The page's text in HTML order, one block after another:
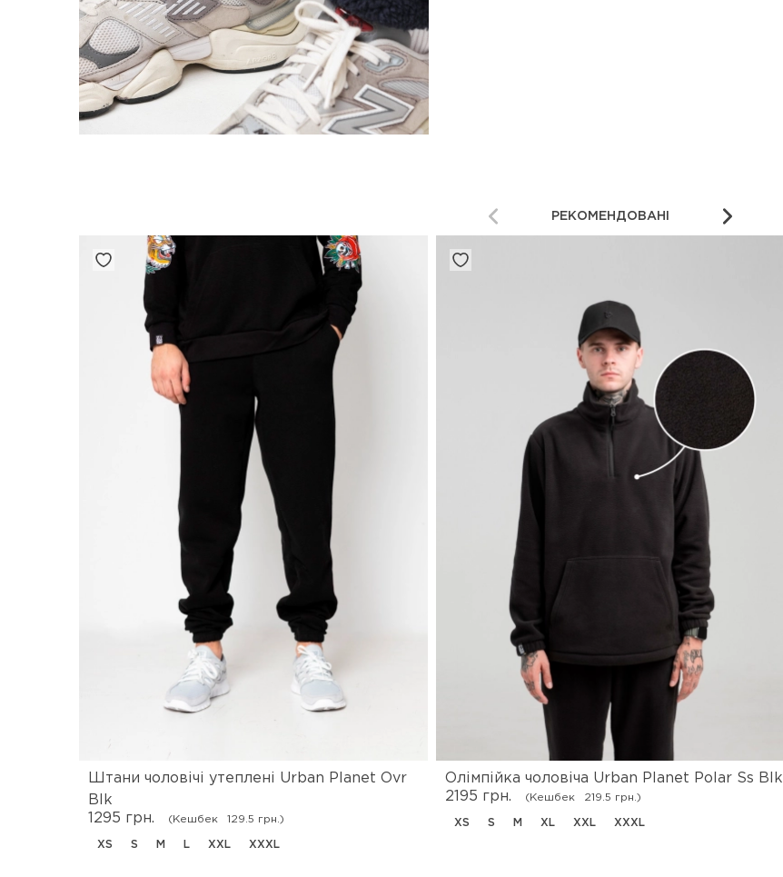
РЕКОМЕНДОВАНІ
Штани чоловічі утеплені Urban Planet Ovr
Blk
1295 грн.
(Кешбек 129.5 грн.)
XS S M L XXL XXXL
Олімпійка чоловіча Urban Planet Polar Ss Blk
2195 грн.
(Кешбек 219.5 грн.)
XS S M XL XXL XXXL